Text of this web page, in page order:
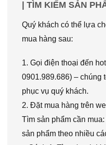
| TÌM KIẾM SẢN
Quý khách có thể lựa
mua hàng sau:
1. Gọi điện thoại đến
0901.989.686) – chúng
phục vụ quý khách.
2. Đặt mua hàng trên
Tìm sản phẩm cần
sản phẩm theo nhiều